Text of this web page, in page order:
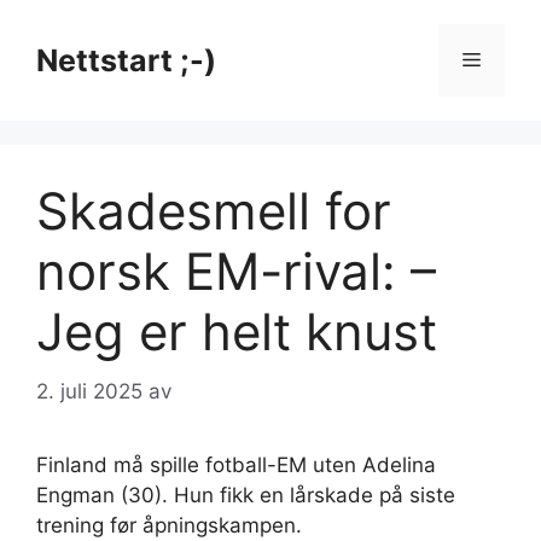
innholdNettstart ;-) Meny
Skadesmell for
norsk EM-rival: –
Jeg er helt knust
2. juli 2025 av
Finland må spille fotball-EM uten Adelina
Engman (30). Hun fikk en lårskade på siste
trening før åpningskampen.